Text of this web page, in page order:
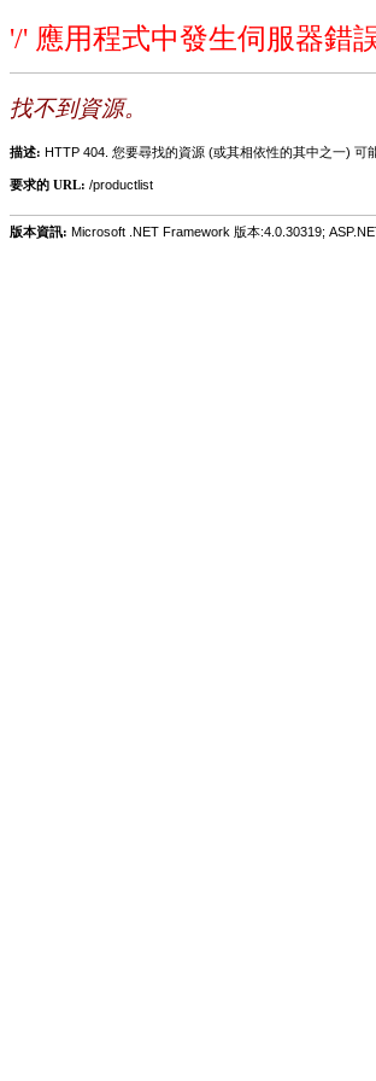
'/' 應用程式中發生伺服器錯誤
找不到資源。
描述: HTTP 404. 您要尋找的資源 (或其相依性的其中之一) 可
要求的 URL: /productlist
版本資訊: Microsoft .NET Framework 版本:4.0.30319;